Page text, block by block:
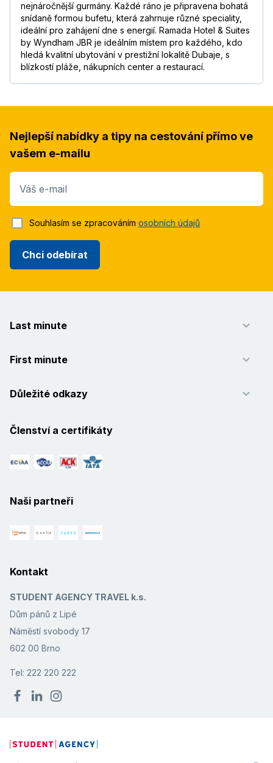
nejnáročnější gurmány. Každé ráno je připravena bohatá
snídaně formou bufetu, která zahrnuje různé speciality,
ideální pro zahájení dne s energií. Ramada Hotel & Suites
by Wyndham JBR je ideálním místem pro každého, kdo
hledá kvalitní ubytování v prestižní lokalitě Dubaje, s
blízkostí pláže, nákupních center a restaurací.
Nejlepší nabídky a tipy na cestování přímo ve
vašem e-mailu
Váš e-mail
Chci odebírat
Souhlasím se zpracováním osobních údajů
Last minute
First minute
Důležité odkazy
Členství a certifikáty
Naši partneři
Kontakt
STUDENT AGENCY TRAVEL k.s.
Dům pánů z Lipé
Náměstí svobody 17
602 00 Brno
Tel: 222 220 222